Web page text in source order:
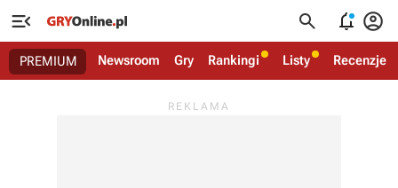
   
PREMIUM Newsroom Gry Rankingi Listy Recenzje